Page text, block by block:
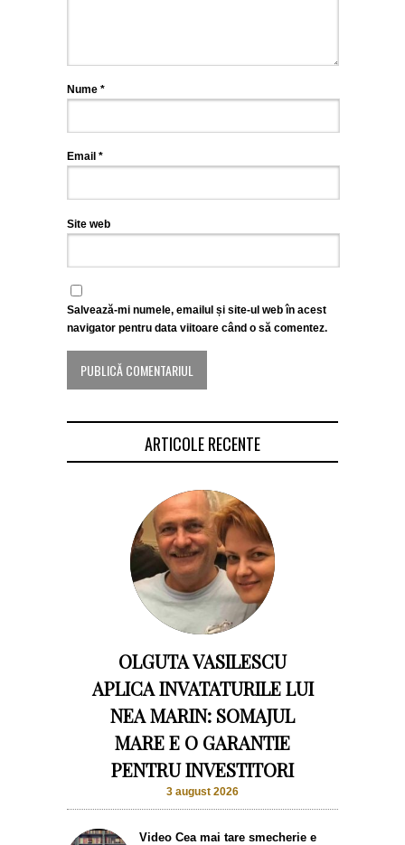
Nume *
Email *
Site web
Salvează-mi numele, emailul și site-ul web în acest
navigator pentru data viitoare când o să comentez.
ARTICOLE RECENTE
OLGUTA VASILESCU
APLICA INVATATURILE LUI
NEA MARIN: SOMAJUL
MARE E O GARANTIE
PENTRU INVESTITORI
3 august 2026
Video Cea mai tare smecherie e